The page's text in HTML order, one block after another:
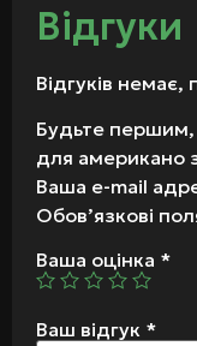
Відгуки
Відгуків
Будьте першим,
для американо
Ваша e-mail
Обов’язкові
Ваша оцінка *
Ваш відгук *